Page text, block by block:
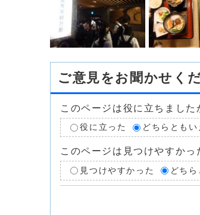
ご意見をお聞かせく
このページは役に立ちました
役に立った どちらともい
このページは見つけやすかっ
見つけやすかった どち